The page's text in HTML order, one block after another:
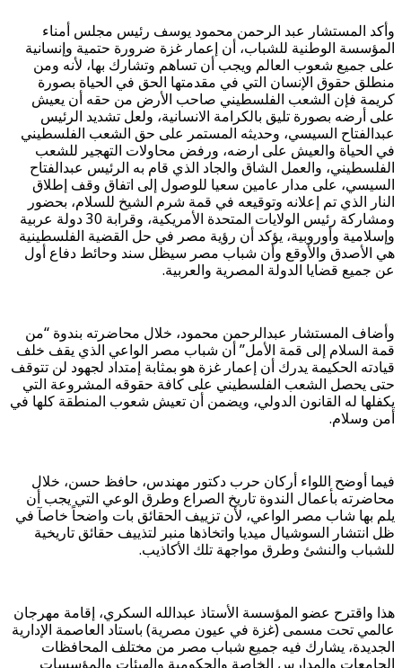
وأكد المستشار عبد الرحمن محمود يوسف رئيس مجلس أمناء
المؤسسة الوطنية للشباب، أن إعمار غزة ضرورة حتمية وإنسانية
على جميع شعوب العالم ويجب أن تساهم وتشارك بها، لأنه ومن
منطلق حقوق الإنسان التي في مقدمتها الحق في الحياة بصورة
كريمة فإن الشعب الفلسطيني صاحب الأرض من حقه أن يعيش
على أرضه بصورة تليق بالكرامة الانسانية، ولعل تشديد الرئيس
عبدالفتاح السيسي، وحديثه المستمر على حق الشعب الفلسطيني
في الحياة والعيش على ارضه، ورفض محاولات التهجير للشعب
الفلسطيني، والعمل الشاق والجاد الذي قام به الرئيس عبدالفتاح
السيسي، على مدار عامين سعيا للوصول إلى اتفاق وقف إطلاق
النار الذي تم إعلانه وتوقيعه في قمة شرم الشيخ للسلام، بحضور
ومشاركة رئيس الولايات المتحدة الأمريكية، وقرابة 30 دولة عربية
وإسلامية وأوروبية، يؤكد أن رؤية مصر في حل القضية الفلسطينية
هي الأصدق والأوقع وأن شباب مصر سيظل سند وحائط دفاع أول
عن جميع قضايا الدولة المصرية والعربية.
وأضاف المستشار عبدالرحمن محمود، خلال محاضرته بندوة “من
قمة السلام إلى قمة الأمل” أن شباب مصر الواعي الذي يقف خلف
قيادته الحكيمة يدرك أن إعمار غزة هو بمثابة إمتداد لجهود لن تتوقف
حتى يحصل الشعب الفلسطيني على كافة حقوقه المشروعة التي
يكفلها له القانون الدولي، ويضمن أن تعيش شعوب المنطقة كلها في
أمن وسلام.
فيما أوضح اللواء أركان حرب دكتور مهندس، حافظ حسن، خلال
محاضرته بأعمال الندوة تاريخ الصراع وطرق الوعي التي يجب أن
يلم بها شاب مصر الواعي، لأن تزييف الحقائق بات واضحاً خاصآ في
ظل انتشار السوشيال ميديا واتخاذها منبر لتذييف حقائق تاريخية
للشباب والنشئ وطرق مواجهة تلك الأكاذيب.
هذا واقترح عضو المؤسسة الأستاذ عبدالله السكري، إقامة مهرجان
عالمي تحت مسمى (غزة في عيون مصرية) باستاد العاصمة الإدارية
الجديدة، يشارك فيه جميع شباب مصر من مختلف المحافظات
الجامعات والمدارس الخاصة والحكومية والهيئات والمؤسسات